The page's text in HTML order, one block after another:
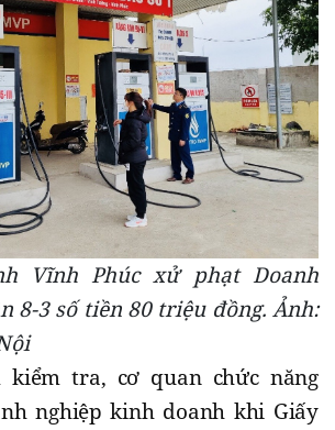
Vĩnh Phúc xử phạt Doanh
8-3 số tiền 80 triệu đồng. Ảnh:
tra, cơ quan chức năng
nghiệp kinh doanh khi Giấy